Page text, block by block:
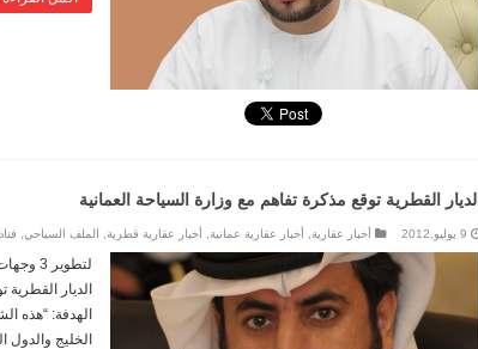
محطتنا
اليوم
الديار القطرية توقع مذكرة تفاهم مع وزارة السياحة العمانية
9 يوليو,2012 أخبار عقارية أخبار عقارية عمانية أخبار عقارية قطرية الملف السياحي
الديار
الهدفة: “هذه
الخليج والدول